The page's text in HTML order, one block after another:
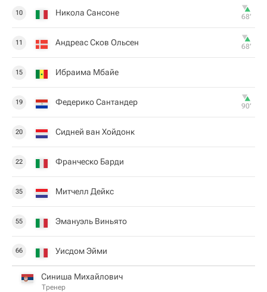
10 Никола Сансоне 68‎’‎
11 Андреас Сков Ольсен 68‎’‎
15 Ибраима Мбайе
19 Федерико Сантандер 90‎’‎
20 Сидней ван Хойдонк
22 Франческо Барди
35 Митчелл Дейкс
55 Эмануэль Виньято
66 Уисдом Эйми
Синиша Михайлович
Тренер